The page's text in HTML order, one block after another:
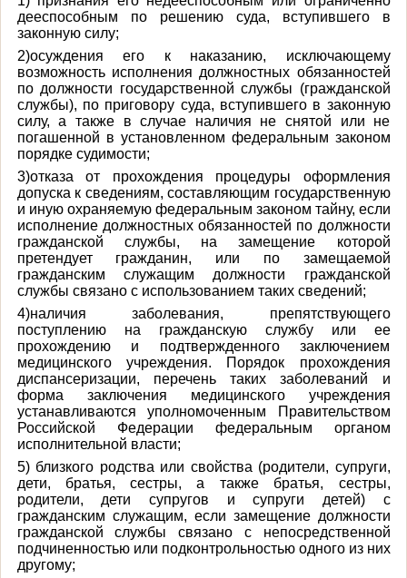
дееспособным по решению суда, вступившего в
законную силу;
2)осуждения его к наказанию, исключающему
возможность исполнения должностных обязанностей
по должности государственной службы (гражданской
службы), по приговору суда, вступившего в законную
силу, а также в случае наличия не снятой или не
погашенной в установленном федеральным законом
порядке судимости;
3)отказа от прохождения процедуры оформления
допуска к сведениям, составляющим государственную
и иную охраняемую федеральным законом тайну, если
исполнение должностных обязанностей по должности
гражданской службы, на замещение которой
претендует гражданин, или по замещаемой
гражданским служащим должности гражданской
службы связано с использованием таких сведений;
4)наличия заболевания, препятствующего
поступлению на гражданскую службу или ее
прохождению и подтвержденного заключением
медицинского учреждения. Порядок прохождения
диспансеризации, перечень таких заболеваний и
форма заключения медицинского учреждения
устанавливаются уполномоченным Правительством
Российской Федерации федеральным органом
исполнительной власти;
5) близкого родства или свойства (родители, супруги,
дети, братья, сестры, а также братья, сестры,
родители, дети супругов и супруги детей) с
гражданским служащим, если замещение должности
гражданской службы связано с непосредственной
подчиненностью или подконтрольностью одного из них
другому;